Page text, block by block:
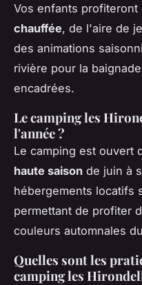
Vos enfants profiteront
chauffée, de l'aire de
des animations
rivière pour la
encadrées.
Le camping les
l'année ?
Le camping est ouvert
haute saison de juin à
hébergements locatifs
permettant de profiter
couleurs automnales
Quelles sont les
camping les